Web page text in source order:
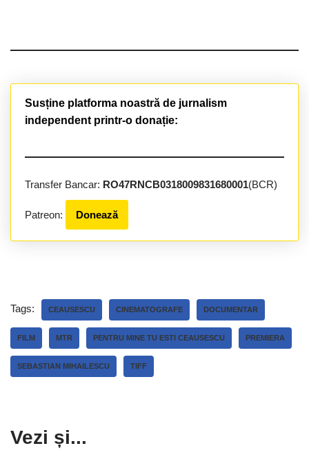
Susține platforma noastră de jurnalism
independent printr-o donație:
Transfer Bancar: RO47RNCB0318009831680001(BCR)
Patreon: Donează
Tags: CEAUSESCU CINEMATOGRAFE DOCUMENTAR
FILM MTR PENTRU MINE TU ESTI CEAUSESCU PREMIERA
SEBASTIAN MIHAILESCU TIFF
Vezi și...